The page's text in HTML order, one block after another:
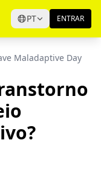
PT ENTRAR
Maladaptive